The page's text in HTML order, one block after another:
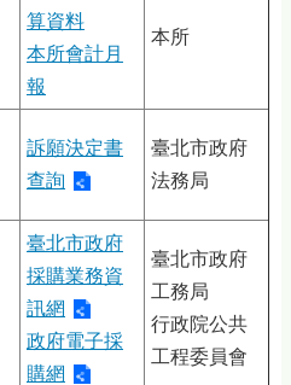
算資料
本所會計月
報
本所
訴願決定書
查詢
臺北市政府
法務局
臺北市政府
採購業務資
訊網
政府電子採
購網
臺北市政府
工務局
行政院公共
工程委員會